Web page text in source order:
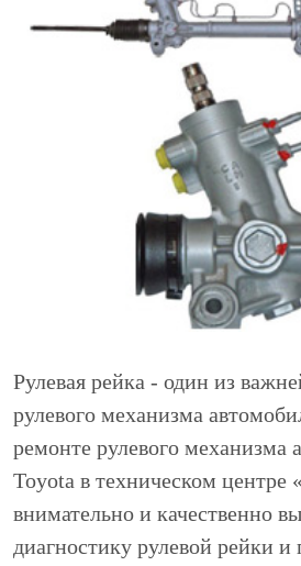
Рулевая рейка - один из
рулевого механизма
ремонте рулевого механизма
Toyota в техническом
внимательно и качественно
диагностику рулевой рейки